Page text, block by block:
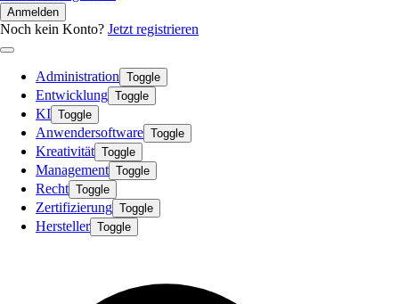
Anmelden
Noch kein Konto? Jetzt registrieren
Administration Toggle
Entwicklung Toggle
KI Toggle
Anwendersoftware Toggle
Kreativität Toggle
Management Toggle
Recht Toggle
Zertifizierung Toggle
Hersteller Toggle